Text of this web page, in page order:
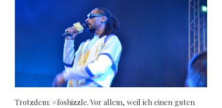
Trotzdem: #foshizzle. Vor allem, weil ich einen guten